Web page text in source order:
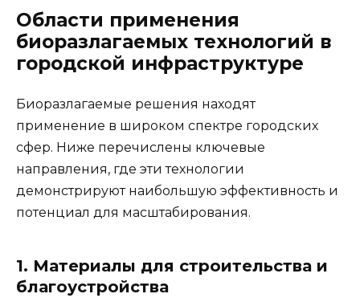
Области применения
биоразлагаемых технологий в
городской инфраструктуре
Биоразлагаемые решения находят
применение в широком спектре городских
сфер. Ниже перечислены ключевые
направления, где эти технологии
демонстрируют наибольшую эффективность и
потенциал для масштабирования.
1. Материалы для строительства и
благоустройства